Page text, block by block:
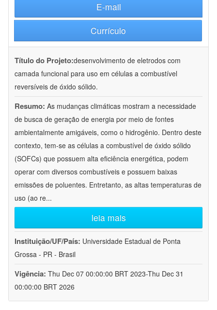
E-mail
Currículo
Título do Projeto:desenvolvimento de eletrodos com
camada funcional para uso em células a combustível
reversíveis de óxido sólido.
Resumo: As mudanças climáticas mostram a necessidade
de busca de geração de energia por meio de fontes
ambientalmente amigáveis, como o hidrogênio. Dentro deste
contexto, tem-se as células a combustível de óxido sólido
(SOFCs) que possuem alta eficiência energética, podem
operar com diversos combustíveis e possuem baixas
emissões de poluentes. Entretanto, as altas temperaturas de
uso (ao re...
leia mais
Instituição/UF/País: Universidade Estadual de Ponta
Grossa - PR - Brasil
Vigência: Thu Dec 07 00:00:00 BRT 2023-Thu Dec 31
00:00:00 BRT 2026